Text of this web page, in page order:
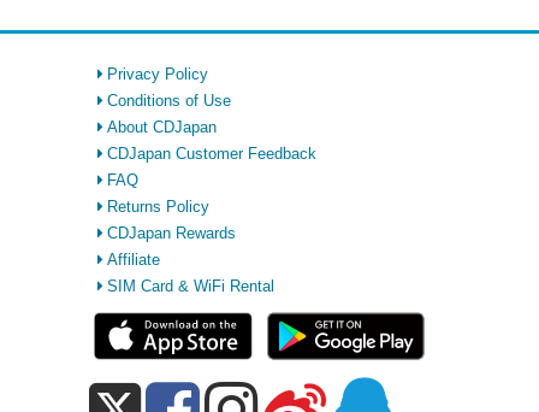
Privacy Policy
Conditions of Use
About CDJapan
CDJapan Customer Feedback
FAQ
Returns Policy
CDJapan Rewards
Affiliate
SIM Card & WiFi Rental